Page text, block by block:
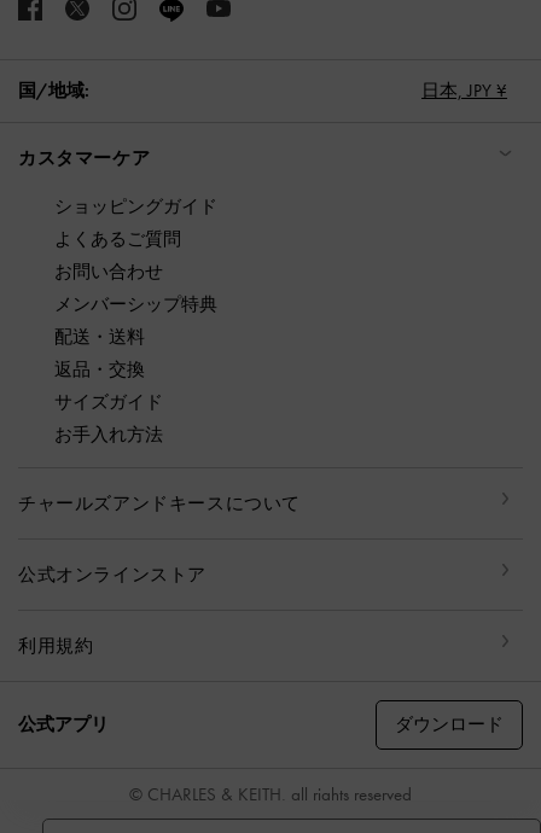
国/地域: 日本, JPY ¥
カスタマーケア
ショッピングガイド
よくあるご質問
お問い合わせ
メンバーシップ特典
配送・送料
返品・交換
サイズガイド
お手入れ方法
チャールズアンドキースについて
公式オンラインストア
利用規約
公式アプリ ダウンロード
© CHARLES & KEITH, all rights reserved